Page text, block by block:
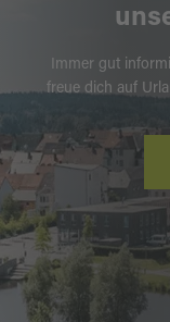
Immer gut
freue dich auf